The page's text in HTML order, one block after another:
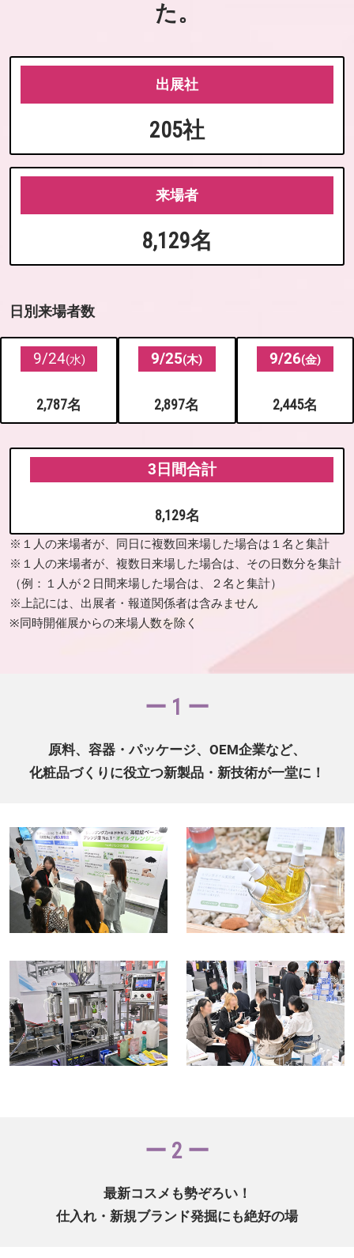
た。
出展社
205社
来場者
8,129名
日別来場者数
9/24(水)
2,787名
9/25(木)
2,897名
9/26(金)
2,445名
3日間合計
8,129名
※１人の来場者が、同日に複数回来場した場合は１名と集計
※１人の来場者が、複数日来場した場合は、その日数分を集計
（例：１人が２日間来場した場合は、２名と集計）
※上記には、出展者・報道関係者は含みません
※同時開催展からの来場人数を除く
ー 1 ー
原料、容器・パッケージ、OEM企業など、
化粧品づくりに役立つ新製品・新技術が一堂に！
ー 2 ー
最新コスメも勢ぞろい！
仕入れ・新規ブランド発掘にも絶好の場